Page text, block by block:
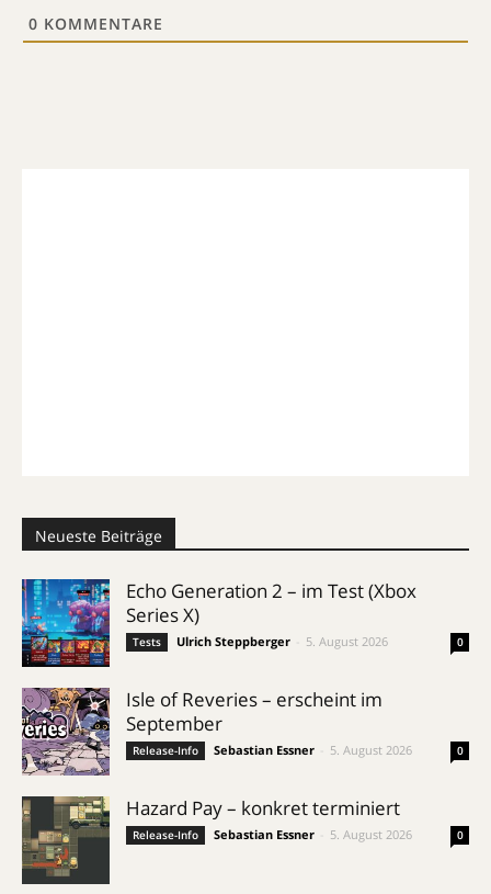
0 KOMMENTARE
Neueste Beiträge
Echo Generation 2 – im Test (Xbox
Series X)
Tests Ulrich Steppberger 5. August 2026 0
Isle of Reveries – erscheint im
September
Release-Info Sebastian Essner 5. August 2026 0
Hazard Pay – konkret terminiert
Release-Info Sebastian Essner 5. August 2026 0